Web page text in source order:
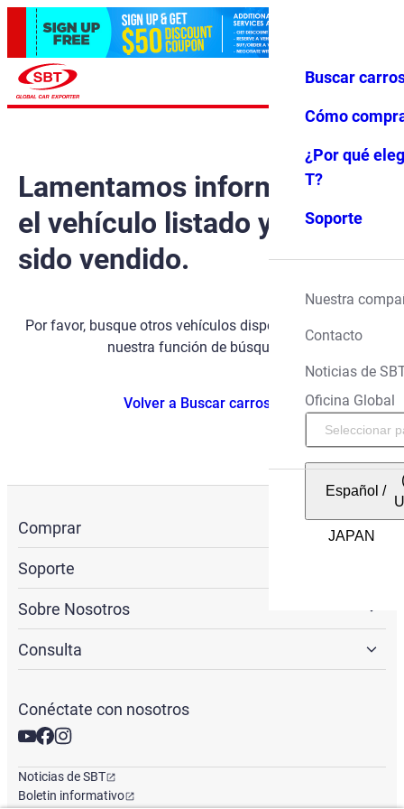
Favoritos Menú
Buscar
Cómo
¿Por qué
T?
Soporte
Nuestra
Contacto
Noticias de
Oficina Global
Español /
Lamentamos informarle que
el vehículo listado ya ha
sido vendido.
Por favor, busque otros vehículos disponibles utilizando
nuestra función de búsqueda.
Volver a Buscar carros
Comprar
Soporte
Sobre Nosotros
Consulta
Conéctate con nosotros
Noticias de SBT
Boletin informativo